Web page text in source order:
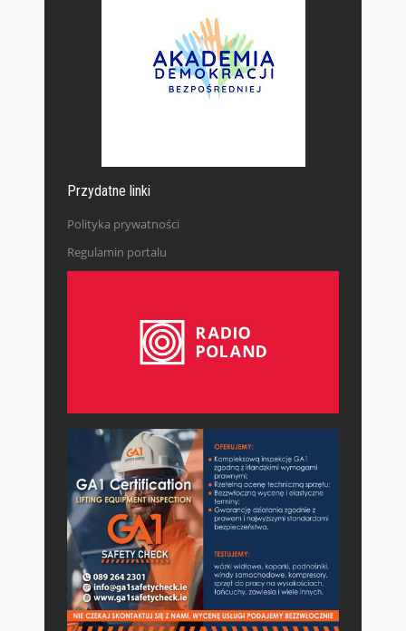
Przydatne linki
Polityka prywatności
Regulamin portalu